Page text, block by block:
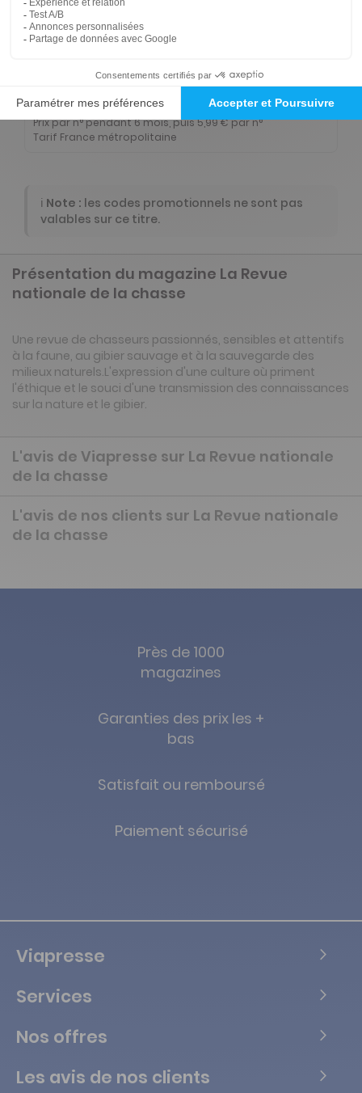
Abonnement Durée libre
3€ 10 Tarif Kiosque :6€20
Prix par n° pendant 6 mois, puis 5,99 € par n°
Tarif France métropolitaine
ℹ️ Note : les codes promotionnels ne sont pas
valables sur ce titre.
Présentation du magazine La Revue
nationale de la chasse
Une revue de chasseurs passionnés, sensibles et attentifs
à la faune, au gibier sauvage et à la sauvegarde des
milieux naturels.L'expression d'une culture où priment
l'éthique et le souci d'une transmission des connaissances
sur la nature et le gibier.
L'avis de Viapresse sur La Revue nationale
de la chasse
L'avis de nos clients sur La Revue nationale
de la chasse
Près de 1000
magazines
Garanties des prix les +
bas
Satisfait ou remboursé
Paiement sécurisé
Viapresse
Services
Nos offres
Les avis de nos clients